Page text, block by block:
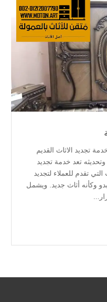
تجديد الاثاث القديم
تعد خدمة تجديد
تقدم للعملاء لتجديد
وكأنه أثاث جديد. ويشمل